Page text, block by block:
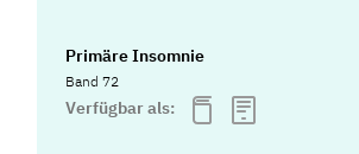
Primäre Insomnie
Band 72
Verfügbar als: